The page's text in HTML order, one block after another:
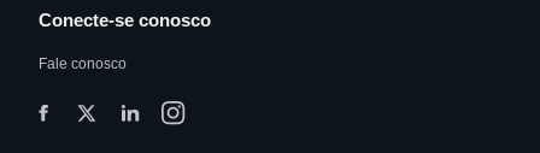
Conecte-se conosco
Fale conosco